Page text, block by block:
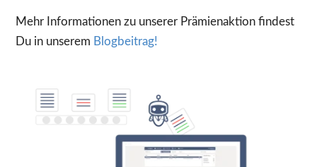
Mehr Informationen zu unserer Prämienaktion findest
Du in unserem Blogbeitrag!